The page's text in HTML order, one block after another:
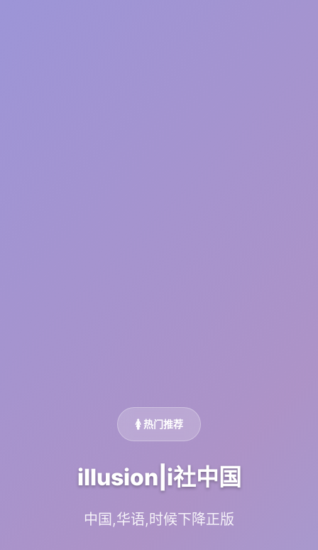
🚺 热门推荐
illusion|i社中国
中国,华语,时候下降正版